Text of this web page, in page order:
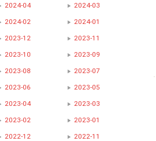
2024-04
2024-03
2024-02
2024-01
2023-12
2023-11
2023-10
2023-09
2023-08
2023-07
2023-06
2023-05
2023-04
2023-03
2023-02
2023-01
2022-12
2022-11